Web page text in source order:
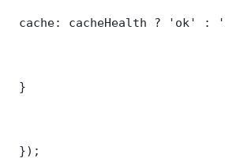
cache: cacheHealth ? 'ok' :
}
});